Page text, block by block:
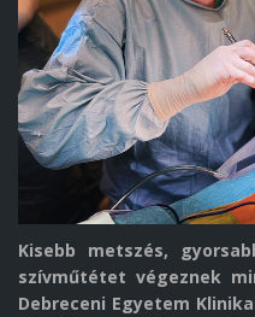
Kisebb metszés,
szívműtétet végeznek
Debreceni Egyetem